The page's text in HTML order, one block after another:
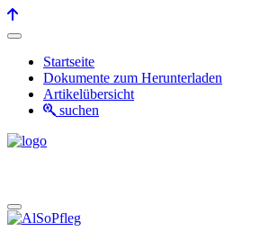
Startseite
Dokumente zum Herunterladen
Artikelübersicht
suchen